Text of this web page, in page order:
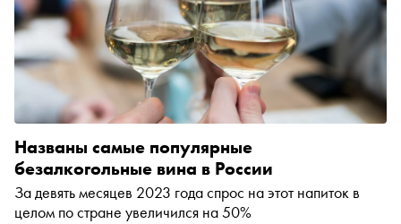
Названы самые популярные
безалкогольные вина в России
За девять месяцев 2023 года спрос на этот напиток в
целом по стране увеличился на 50%